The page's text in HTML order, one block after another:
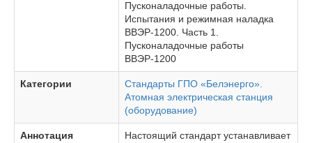
Пусконаладочные работы.
Испытания и режимная наладка
ВВЭР-1200. Часть 1.
Пусконаладочные работы
ВВЭР-1200
Категории
Стандарты ГПО «Белэнерго».
Атомная электрическая станция
(оборудование)
Аннотация
Настоящий стандарт устанавливает